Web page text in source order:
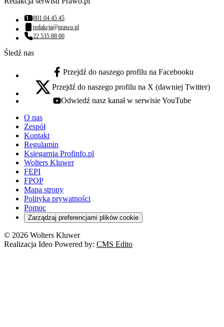
Numer telefonu:
801 04 45 45
Adres email:
redakcja@prawo.pl
Numer telefonu:
22 535 88 00
Śledź nas
facebook - otwiera się w nowej karcie
Przejdź do naszego profilu na Facebooku
x - otwiera się w nowej karcie
Przejdź do naszego profilu na X (dawniej Twitter)
youtube - otwiera się w nowej karcie
Odwiedź nasz kanał w serwisie YouTube
O nas
Zespół
Kontakt
Regulamin
Księgarnia Profinfo.pl
Wolters Kluwer
FEPI
FPOP
Mapa strony
Polityka prywatności
Pomoc
Zarządzaj preferencjami plików cookie
© 2026 Wolters Kluwer
Realizacja Ideo Powered by: CMS Edito